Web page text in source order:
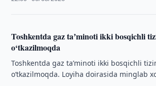
va uni …
Toshkentda gaz taʼminoti ikki bosqichli
o‘tkazilmoqda
Toshkentda gaz taʼminoti ikki bosqichli
o‘tkazilmoqda. Loyiha doirasida minglab